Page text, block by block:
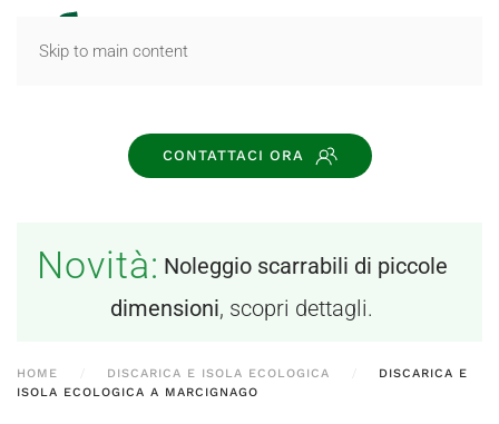
Skip to main content
CONTATTACI ORA
Novità: Noleggio scarrabili di piccole
dimensioni, scopri dettagli.
HOME DISCARICA E ISOLA ECOLOGICA
DISCARICA E
ISOLA ECOLOGICA A MARCIGNAGO